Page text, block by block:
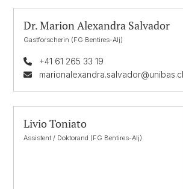
Dr. Marion Alexandra Salvador
Gastforscherin (FG Bentires-Alj)
+41 61 265 33 19
Livio Toniato
Assistent / Doktorand (FG Bentires-Alj)